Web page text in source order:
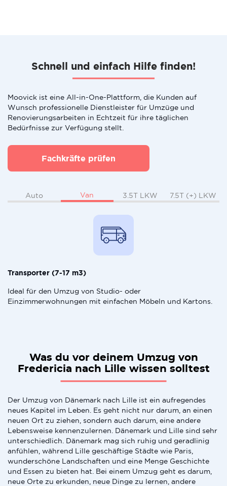
Schnell und einfach Hilfe finden!
Moovick ist eine All-in-One-Plattform, die Kunden auf
Wunsch professionelle Dienstleister für Umzüge und
Renovierungsarbeiten in Echtzeit für ihre täglichen
Bedürfnisse zur Verfügung stellt.
Fachkräfte prüfen
Auto Van 3.5T LKW 7.5T (+) LKW
Transporter (7-17 m3)
Ideal für den Umzug von Studio- oder
Einzimmerwohnungen mit einfachen Möbeln und Kartons.
Was du vor deinem Umzug von
Fredericia nach Lille wissen solltest
Der Umzug von Dänemark nach Lille ist ein aufregendes
neues Kapitel im Leben. Es geht nicht nur darum, an einen
neuen Ort zu ziehen, sondern auch darum, eine andere
Lebensweise kennenzulernen. Dänemark und Lille sind sehr
unterschiedlich. Dänemark mag sich ruhig und geradlinig
anfühlen, während Lille geschäftige Städte wie Paris,
wunderschöne Landschaften und eine Menge Geschichte
und Essen zu bieten hat. Bei einem Umzug geht es darum,
neue Orte zu erkunden, neue Dinge zu lernen, andere